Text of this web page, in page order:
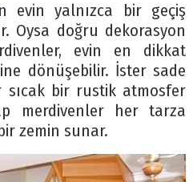
evin yalnızca bir geçiş
Oysa doğru dekorasyon
evin en dikkat
dönüşebilir. İster sade
bir rustik atmosfer
merdivenler her tarza
zemin sunar.